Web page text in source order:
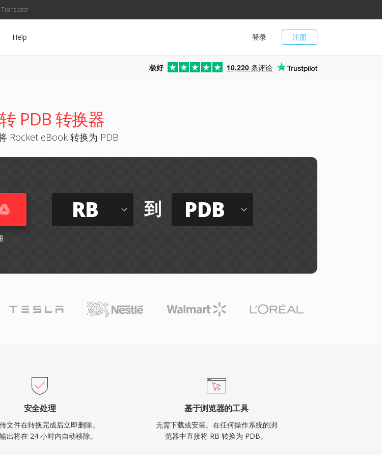
注册
登录
Help
极好 10,220 条评论
PDB 转换器
Rocket eBook 转换为 PDB
RB 到 PDB
安全处理
文件在转换完成后立即删除。
出将在 24 小时内自动移除。
基于浏览器的工具
无需下载或安装。在任何操作系统的浏
览器中直接将 RB 转换为 PDB。